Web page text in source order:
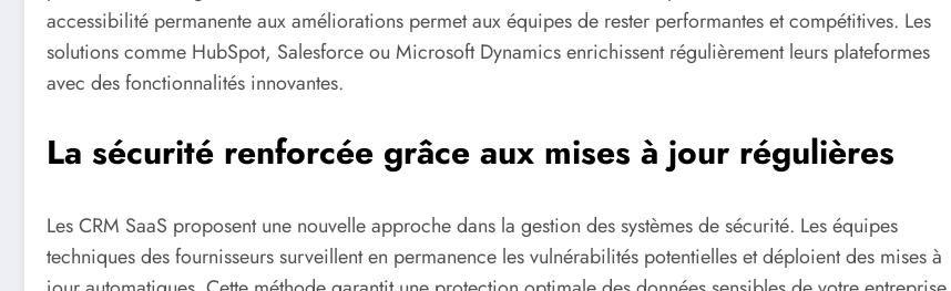
accessibilité permanente aux améliorations permet aux équipes de rester performantes et compétitives. Les
solutions comme HubSpot, Salesforce ou Microsoft Dynamics enrichissent régulièrement leurs plateformes
avec des fonctionnalités innovantes.
La sécurité renforcée grâce aux mises à jour régulières
Les CRM SaaS proposent une nouvelle approche dans la gestion des systèmes de sécurité. Les équipes
techniques des fournisseurs surveillent en permanence les vulnérabilités potentielles et déploient des mises à